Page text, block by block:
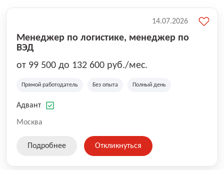
Менеджер по логистике, менеджер по
ВЭД
от 99 500 до 132 600 руб./мес.
Прямой работодатель Без опыта Полный день
Адвант
Москва
14.07.2026
Подробнее Откликнуться